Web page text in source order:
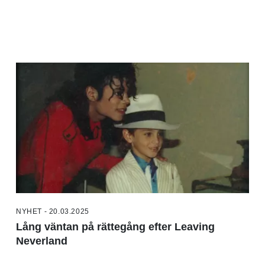
NYHET - 20.03.2025
Lång väntan på rättegång efter Leaving
Neverland